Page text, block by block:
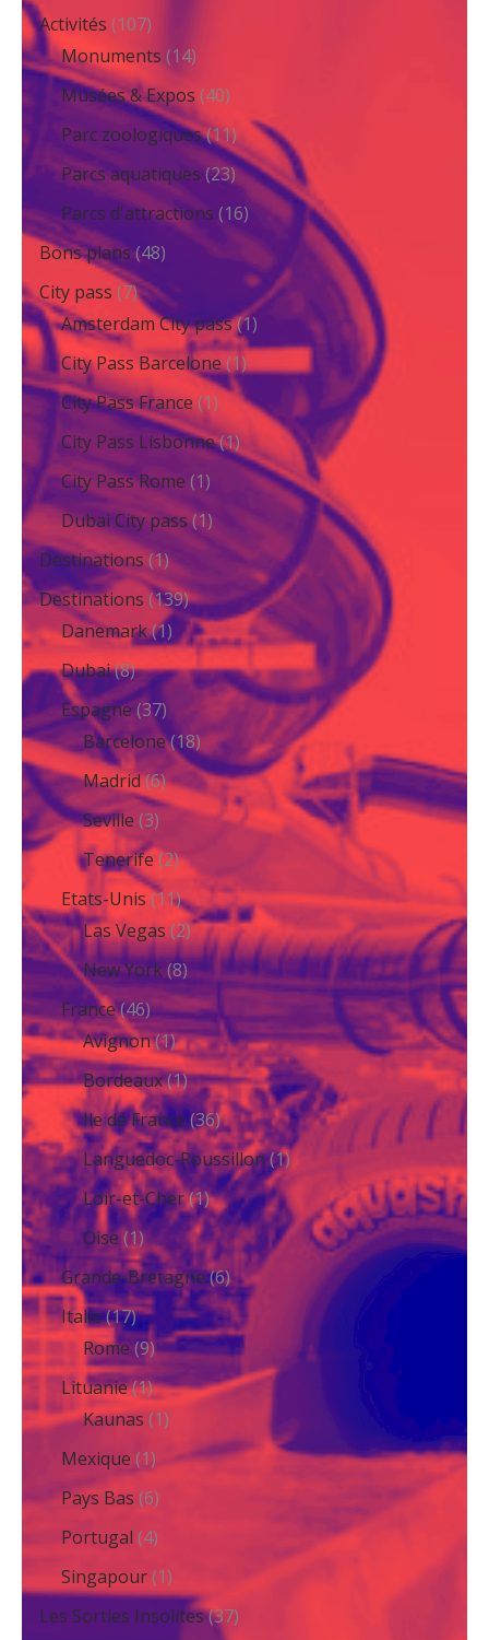
Activités (107)
Monuments (14)
Musées & Expos (40)
Parc zoologiques(11)
Parcs aquatiques(23)
Parcs d'attractions (16)
Bons plans(48)
City pass (7)
Amsterdam City pass(1)
City Pass Barcelone(1)
City Pass France(1)
City Pass Lisbonne(1)
City Pass Rome (1)
Dubai City pass(1)
Destinations (1)
Destinations (139)
Danemark(1)
Dubai(8)
Espagne(37)
Barcelone(18)
Madrid(6)
Seville (3)
Tenerife (2)
Etats-Unis (11)
Las Vegas(2)
New York(8)
France(46)
Avignon(1)
Bordeaux(1)
Ile de France (36)
Languedoc-Roussillon(1)
Loir-et-Cher(1)
Oise (1)
Grande-Bretagne(6)
Italie(17)
Rome (9)
Lituanie(1)
Kaunas (1)
Mexique (1)
Pays Bas (6)
Portugal (4)
Singapour(1)
Les Sorties Insolites(37)